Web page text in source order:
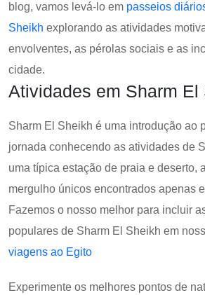
blog, vamos levá-lo em passeios
Sheikh explorando as atividades
envolventes, as pérolas sociais e as
cidade.
Atividades em Sharm El
Sharm El Sheikh é uma introdução ao
jornada conhecendo as atividades de
uma típica estação de praia e deserto,
mergulho únicos encontrados apenas
Fazemos o nosso melhor para incluir
populares de Sharm El Sheikh em
viagens ao Egito
Experimente os melhores pontos de